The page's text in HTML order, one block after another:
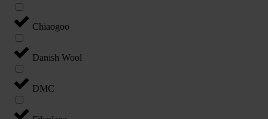
Chiaogoo
Danish Wool
DMC